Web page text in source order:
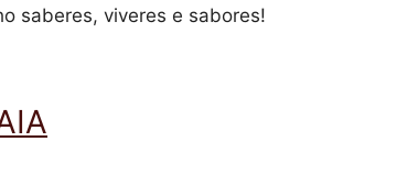
saberes, viveres e sabores!